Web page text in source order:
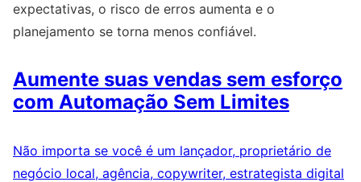
expectativas, o risco de erros aumenta e o
planejamento se torna menos confiável.
Aumente suas vendas sem esforço
com Automação Sem Limites
Não importa se você é um lançador, proprietário de
negócio local, agência, copywriter, estrategista digital